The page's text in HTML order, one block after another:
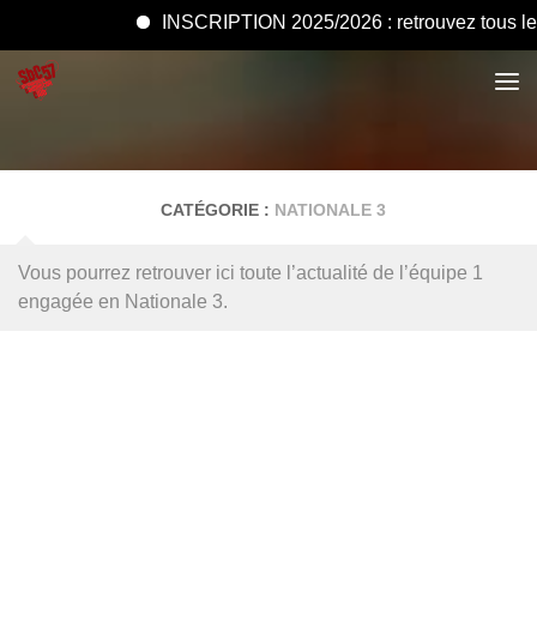
INSCRIPTION 2025/2026 : retrouvez tous les
CATÉGORIE : NATIONALE 3
Vous pourrez retrouver ici toute l’actualité de l’équipe 1
engagée en Nationale 3.